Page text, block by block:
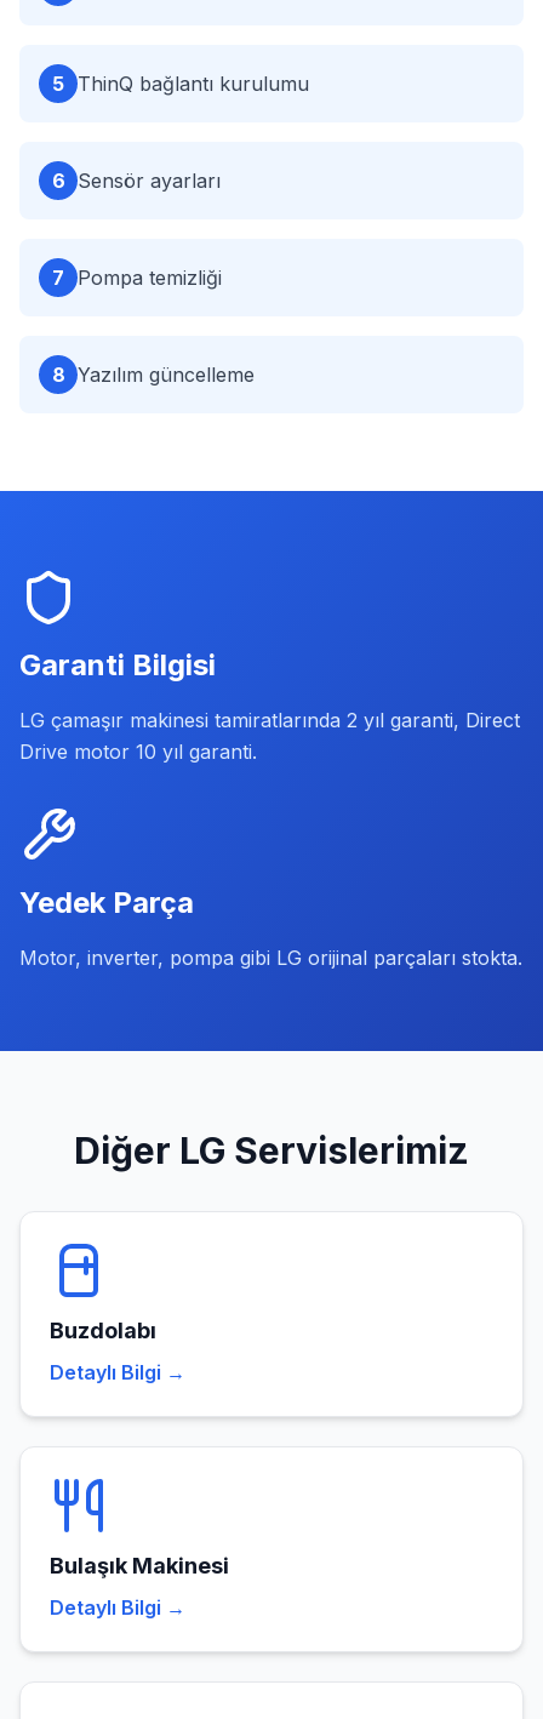
5 ThinQ bağlantı kurulumu
6 Sensör ayarları
7 Pompa temizliği
8 Yazılım güncelleme
Garanti Bilgisi
LG çamaşır makinesi tamiratlarında 2 yıl garanti, Direct
Drive motor 10 yıl garanti.
Yedek Parça
Motor, inverter, pompa gibi LG orijinal parçaları stokta.
Diğer LG Servislerimiz
Buzdolabı
Detaylı Bilgi →
Bulaşık Makinesi
Detaylı Bilgi →